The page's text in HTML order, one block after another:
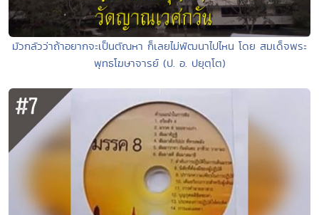
มัวกลัวว่าถ้าอยากจะเป็นตัณหา ก็เลยไม่พัฒนาไปไหน โดย สมเด็จพระ
พุทธโฆษาจารย์ (ป. อ. ปยุตฺโต)